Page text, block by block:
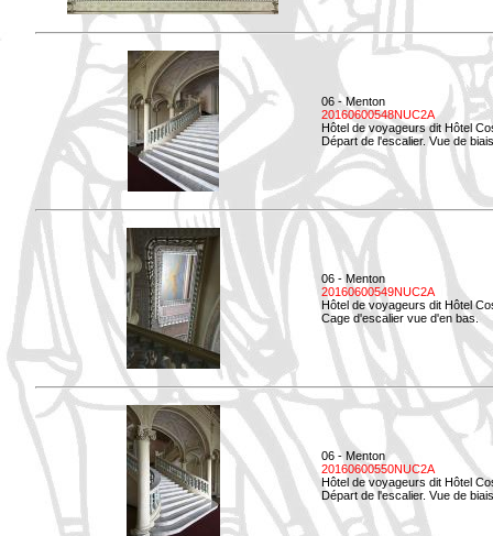
06 - Menton
20160600548NUC2A
Hôtel de voyageurs dit Hôtel
Départ de l'escalier. Vue de
06 - Menton
20160600549NUC2A
Hôtel de voyageurs dit Hôtel
Cage d'escalier vue d'en bas.
06 - Menton
20160600550NUC2A
Hôtel de voyageurs dit Hôtel
Départ de l'escalier. Vue de